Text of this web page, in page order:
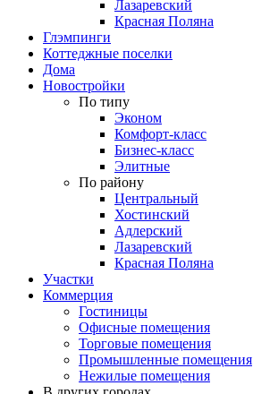
Лазаревский
Красная Поляна
Глэмпинги
Коттеджные поселки
Дома
Новостройки
По типу
Эконом
Комфорт-класс
Бизнес-класс
Элитные
По району
Центральный
Хостинский
Адлерский
Лазаревский
Красная Поляна
Участки
Коммерция
Гостиницы
Офисные помещения
Торговые помещения
Промышленные помещения
Нежилые помещения